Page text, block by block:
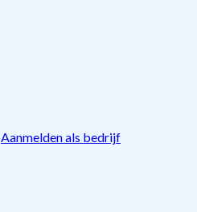
Aanmelden als bedrijf